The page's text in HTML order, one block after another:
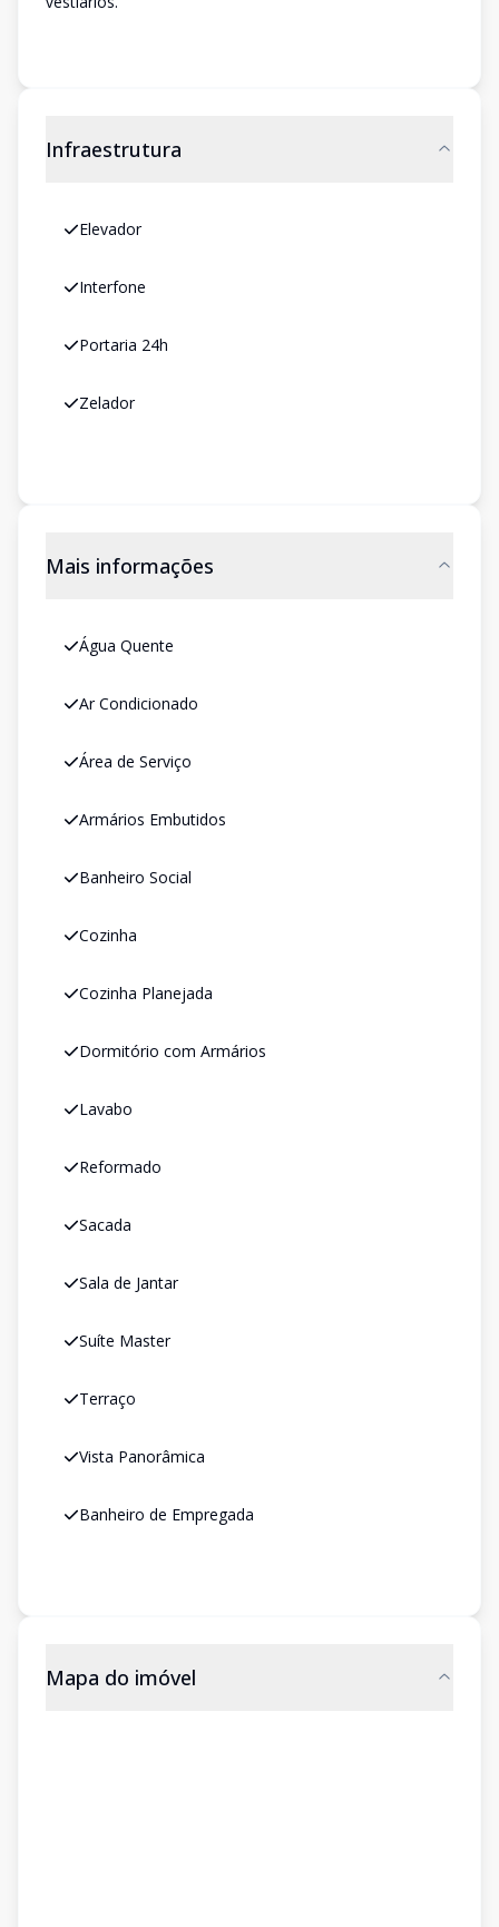
Infraestrutura
Elevador
Interfone
Portaria 24h
Zelador
Mais informações
Água Quente
Ar Condicionado
Área de Serviço
Armários Embutidos
Banheiro Social
Cozinha
Cozinha Planejada
Dormitório com Armários
Lavabo
Reformado
Sacada
Sala de Jantar
Suíte Master
Terraço
Vista Panorâmica
Banheiro de Empregada
Mapa do imóvel